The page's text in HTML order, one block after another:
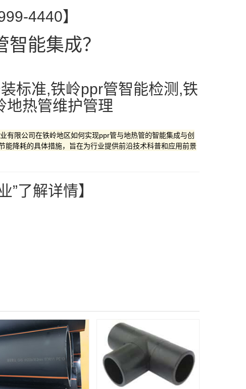
4440】
能集成？
标准,铁岭ppr管智能检测,铁
地热管维护管理
有限公司在铁岭地区如何实现ppr管与地热管的智能集成与创
降耗的具体措施，旨在为行业提供前沿技术科普和应用前景
”了解详情】